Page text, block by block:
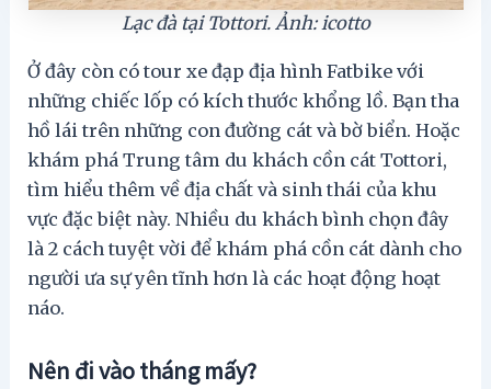
Lạc đà tại Tottori. Ảnh: icotto
Ở đây còn có tour xe đạp địa hình Fatbike với
những chiếc lốp có kích thước khổng lồ. Bạn tha
hồ lái trên những con đường cát và bờ biển. Hoặc
khám phá Trung tâm du khách cồn cát Tottori,
tìm hiểu thêm về địa chất và sinh thái của khu
vực đặc biệt này. Nhiều du khách bình chọn đây
là 2 cách tuyệt vời để khám phá cồn cát dành cho
người ưa sự yên tĩnh hơn là các hoạt động hoạt
náo.
Nên đi vào tháng mấy?